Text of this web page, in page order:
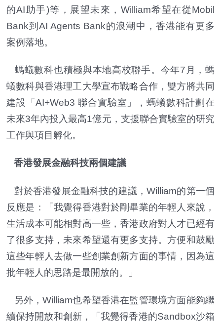
的AI助手)等，展望未來，William希望在從Mobil
Bank到AI Agents Bank的浪潮中，香港能有更多
案例落地。
螞蟻數科也積極與本地高校聯手。今年7月，螞
蟻數科與香港理工大學宣布戰略合作，雙方將共同
建設「AI+Web3 聯合實驗室」，螞蟻數科計劃在
未來3年內投入最高1億元，支援聯合實驗室的研究
工作與項目孵化。
香港發展金融科技兩個建議
對於香港發展金融科技的建議，William的第一個
反應是：「我覺得香港對於剛畢業的年輕人來說，
生活成本可能相對高一些，香港政府對人才已經有
了很多支持，未來希望還有更多支持。方便和鼓勵
這些年輕人去做一些創業創新方面的事情，因為這
批年輕人的思路是最開放的。」
另外，William也希望香港在監管環境方面能夠繼
續保持開放和創新，「我覺得香港的Sandbox沙箱